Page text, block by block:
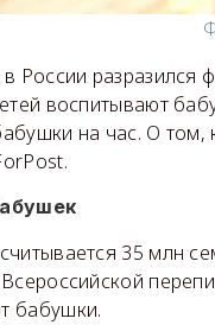
России разразился
воспитывают
на час. О том,
35 млн
Всероссийской
бабушки.